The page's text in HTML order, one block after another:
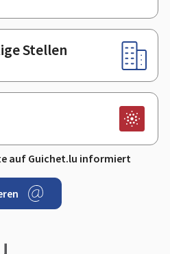
Stellen
auf Guichet.lu informiert